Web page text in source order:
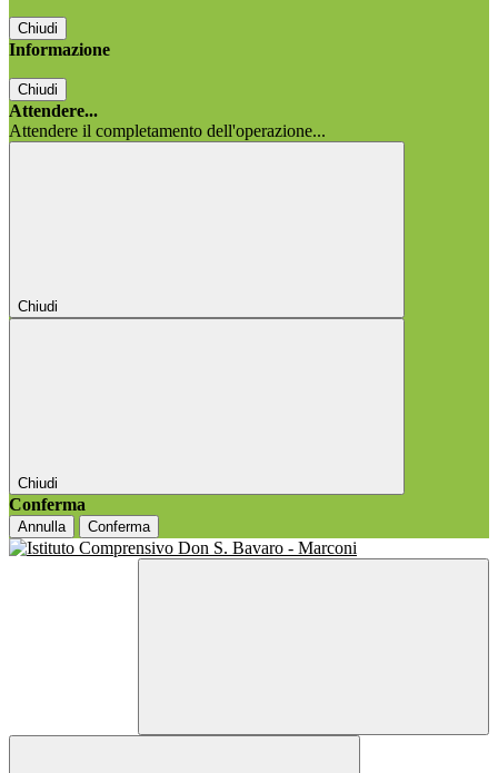
Chiudi
Informazione
Chiudi
Attendere...
Attendere il completamento dell'operazione...
Chiudi
Chiudi
Conferma
Annulla Conferma